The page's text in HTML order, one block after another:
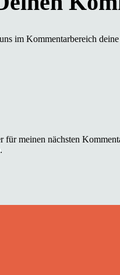
im Kommentarbereich
meinen nächsten